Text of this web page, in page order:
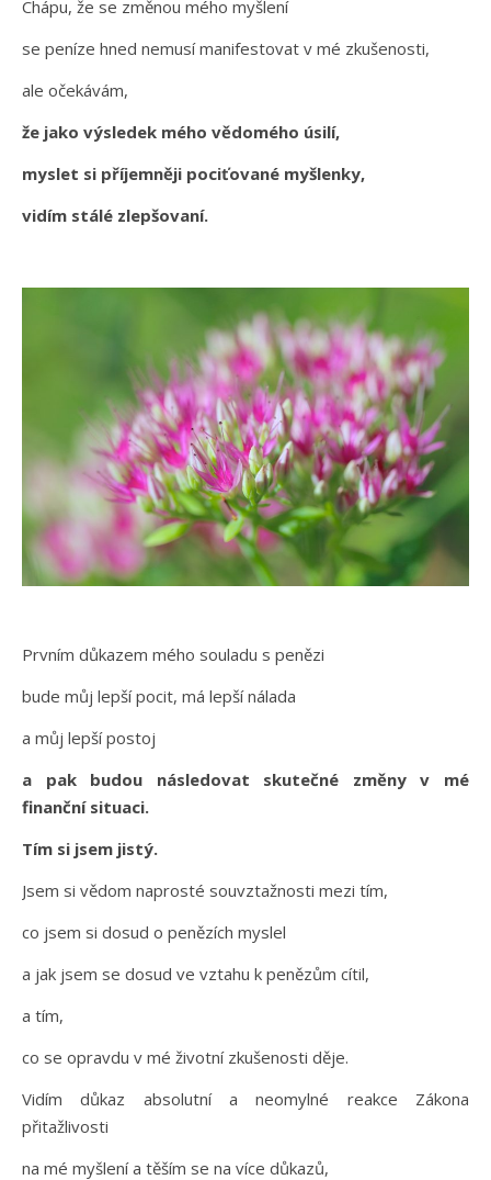
Chápu, že se změnou mého myšlení
se peníze hned nemusí manifestovat v mé zkušenosti,
ale očekávám,
že jako výsledek mého vědomého úsilí,
myslet si příjemněji pociťované myšlenky,
vidím stálé zlepšovaní.
Prvním důkazem mého souladu s penězi
bude můj lepší pocit, má lepší nálada
a můj lepší postoj
a pak budou následovat skutečné změny v mé
finanční situaci.
Tím si jsem jistý.
Jsem si vědom naprosté souvztažnosti mezi tím,
co jsem si dosud o penězích myslel
a jak jsem se dosud ve vztahu k penězům cítil,
a tím,
co se opravdu v mé životní zkušenosti děje.
Vidím důkaz absolutní a neomylné reakce Zákona
přitažlivosti
na mé myšlení a těším se na více důkazů,